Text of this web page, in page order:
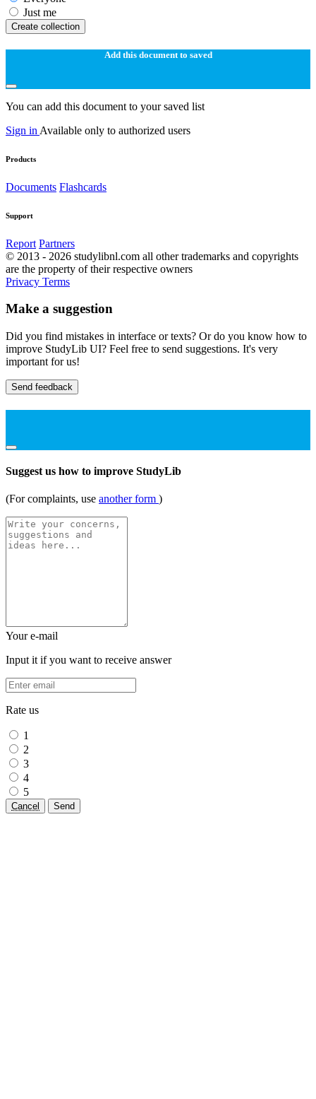
Just me
Create collection
Add this document to saved
You can add this document to your saved list
Sign in Available only to authorized users
Products
Documents Flashcards
Support
Report Partners
© 2013 - 2026 studylibnl.com all other trademarks and copyrights
are the property of their respective owners
Privacy Terms
Make a suggestion
Did you find mistakes in interface or texts? Or do you know how to
improve StudyLib UI? Feel free to send suggestions. It's very
important for us!
Send feedback
Suggest us how to improve StudyLib
(For complaints, use another form )
Your e-mail
Input it if you want to receive answer
Rate us
1
2
3
4
5
Cancel Send